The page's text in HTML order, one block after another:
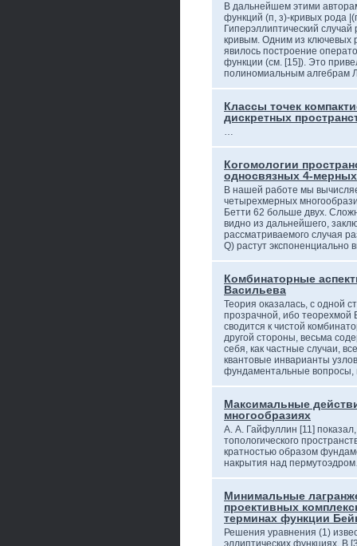
В дальнейшем этими
функций (п, з)-кривых рода
Гиперэллиптический
кривым. Одним из ключевых
явилось построение
функции (см. [15]). Это
полиномиальным
Классы точек
дискретных
…
Когомологии
односвязных 4-
В нашей работе мы
четырехмерных
Бетти 62 больше двух.
видно из дальнейшего,
рассматриваемого случая
Q) растут экспоненциально
Комбинаторные
Васильева
Теория оказалась, с одной
прозрачной, ибо теорехмой
сводится к чистой
другой стороны, весьма
себя, как частные случаи,
квантовые инварианты
фундаментальные
Максимальные
многообразиях
А. А. Гайфуллин [11]
топологического
кратностью образом
накрытия над
Минимальные
проективных
терминах функции
Решения уравнения (1)
эллиптических функциях. В